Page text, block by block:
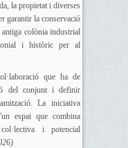
la propietat i diverses
garantir la conservació
colònia industrial
i històric per al
que ha de
del conjunt i definir
La iniciativa
espai que combina
i potencial